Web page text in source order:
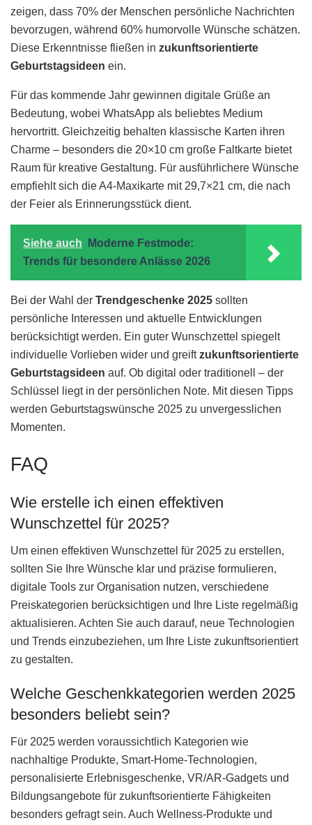
zeigen, dass 70% der Menschen persönliche Nachrichten
bevorzugen, während 60% humorvolle Wünsche schätzen.
Diese Erkenntnisse fließen in zukunftsorientierte
Geburtstagsideen ein.
Für das kommende Jahr gewinnen digitale Grüße an
Bedeutung, wobei WhatsApp als beliebtes Medium
hervortritt. Gleichzeitig behalten klassische Karten ihren
Charme – besonders die 20×10 cm große Faltkarte bietet
Raum für kreative Gestaltung. Für ausführlichere Wünsche
empfiehlt sich die A4-Maxikarte mit 29,7×21 cm, die nach
der Feier als Erinnerungsstück dient.
Siehe auch
Moderne Festmode:
Trends für besondere Anlässe 2026
Bei der Wahl der Trendgeschenke 2025 sollten
persönliche Interessen und aktuelle Entwicklungen
berücksichtigt werden. Ein guter Wunschzettel spiegelt
individuelle Vorlieben wider und greiftzukunftsorientierte
Geburtstagsideen auf. Ob digital oder traditionell – der
Schlüssel liegt in der persönlichen Note. Mit diesen Tipps
werden Geburtstagswünsche 2025 zu unvergesslichen
Momenten.
FAQ
Wie erstelle ich einen effektiven
Wunschzettel für 2025?
Um einen effektiven Wunschzettel für 2025 zu erstellen,
sollten Sie Ihre Wünsche klar und präzise formulieren,
digitale Tools zur Organisation nutzen, verschiedene
Preiskategorien berücksichtigen und Ihre Liste regelmäßig
aktualisieren. Achten Sie auch darauf, neue Technologien
und Trends einzubeziehen, um Ihre Liste zukunftsorientiert
zu gestalten.
Welche Geschenkkategorien werden 2025
besonders beliebt sein?
Für 2025 werden voraussichtlich Kategorien wie
nachhaltige Produkte, Smart-Home-Technologien,
personalisierte Erlebnisgeschenke, VR/AR-Gadgets und
Bildungsangebote für zukunftsorientierte Fähigkeiten
besonders gefragt sein. Auch Wellness-Produkte und